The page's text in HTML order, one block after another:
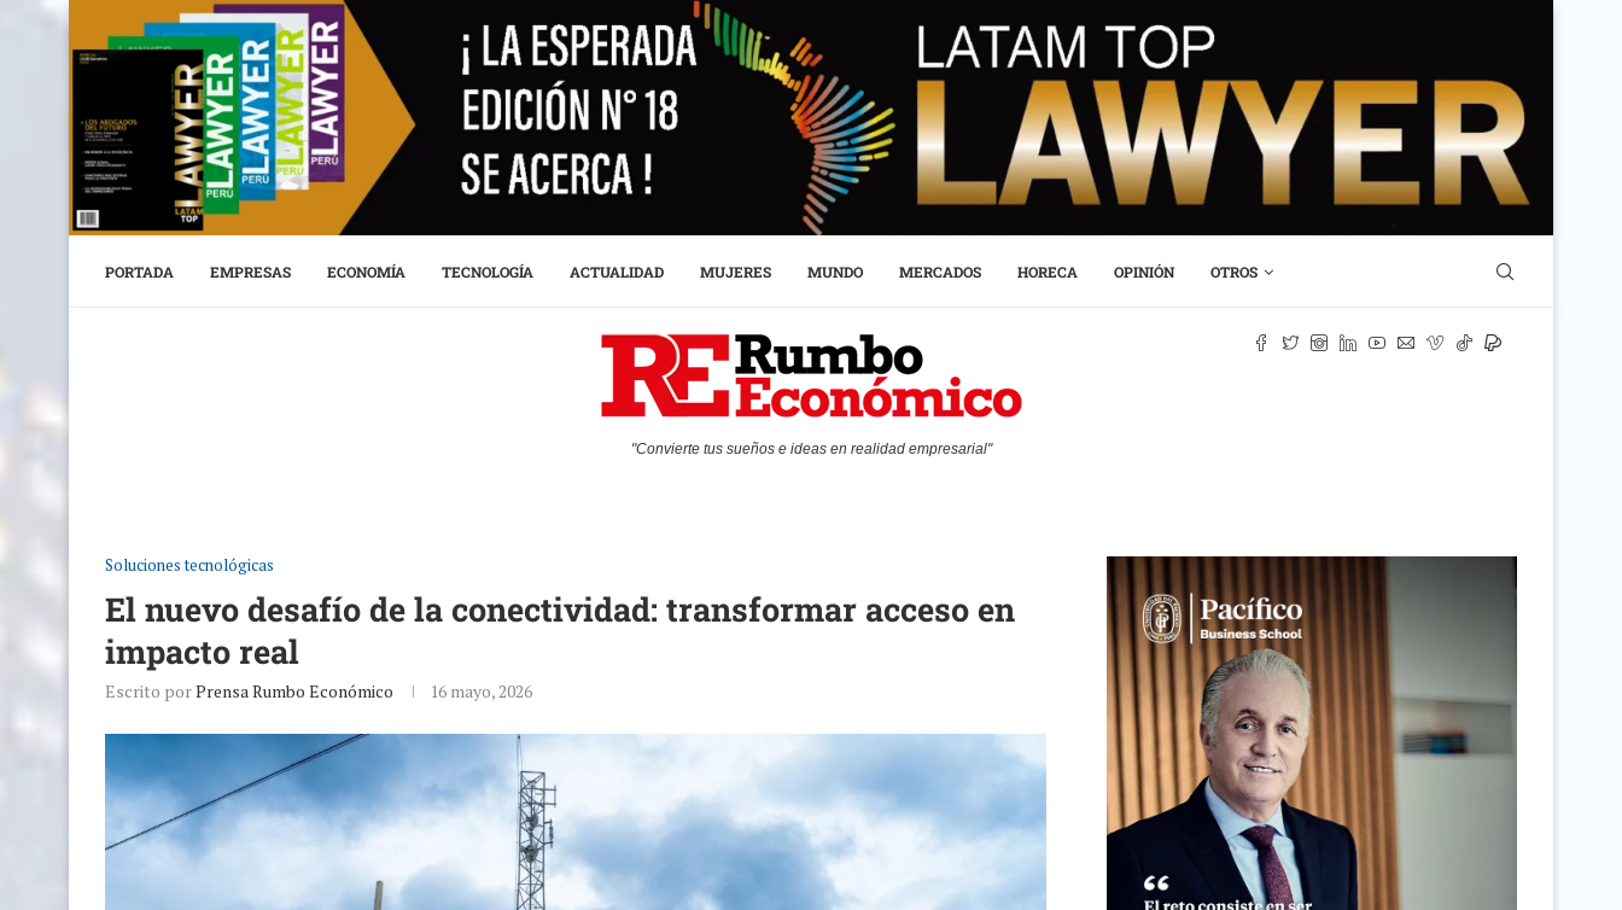
PORTADA EMPRESAS ECONOMÍA TECNOLOGÍA ACTUALIDAD MUJERES MUNDO MERCADOS HORECA OPINIÓN OTROS
"Convierte tus sueños e ideas en realidad empresarial"
Soluciones tecnológicas
El nuevo desafío de la conectividad: transformar acceso en
impacto real
Escrito porPrensa Rumbo Económico 16 mayo, 2026